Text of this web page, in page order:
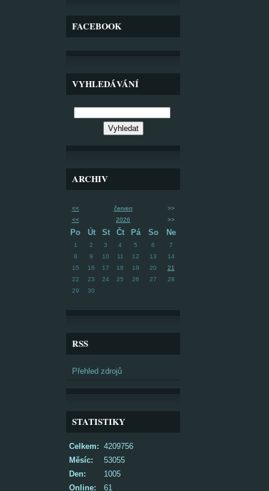
FACEBOOK
VYHLEDÁVÁNÍ
ARCHIV
<< červen
>>
<<
2026 >>
Po Út St Čt Pá So Ne
1 2 3 4 5 6
7
8
9 10 11 12 13
14
15
16 17 18 19 20
21
22
23 24 25 26 27
28
29
30
RSS
Přehled zdrojů
STATISTIKY
Online: 61
Celkem: 4209756
Měsíc:
53055
Den:
1005